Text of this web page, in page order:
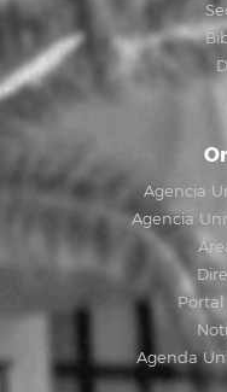
Agencia
Agencia
Agenda